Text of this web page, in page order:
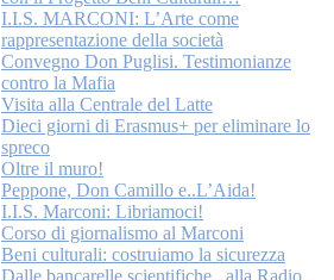
I.I.S. MARCONI: L’Arte come
rappresentazione della società
Convegno Don Puglisi. Testimonianze
contro la Mafia
Visita alla Centrale del Latte
Dieci giorni di Erasmus+ per eliminare lo
spreco
Oltre il muro!
Peppone, Don Camillo e..L’Aida!
I.I.S. Marconi: Libriamoci!
Corso di giornalismo al Marconi
Beni culturali: costruiamo la sicurezza